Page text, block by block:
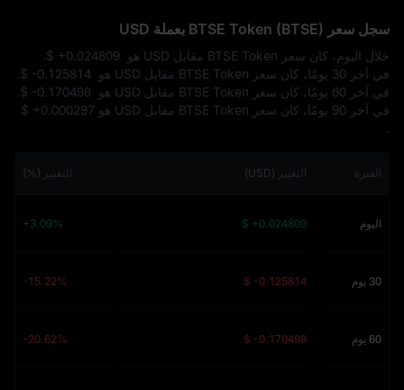
سجل سعر BTSE Token (BTSE) بعملة USD
خلال اليوم، كان سعر BTSE Token مقابل USD هو $ +0.024809
في آخر 30 يومًا، كان سعر BTSE Token مقابل USD هو
$ -0.125814
في آخر 60 يومًا، كان سعر BTSE Token مقابل USD هو
$ -0.170498
في آخر 90 يومًا، كان سعر BTSE Token مقابل USD هو
$ +0.000297
الفترة التغيير (USD) التغيير (%)
اليوم $ +0.024809
+3.09%
30 يوم $ -0.125814
-15.22%
60 يوم $ -0.170498
-20.62%